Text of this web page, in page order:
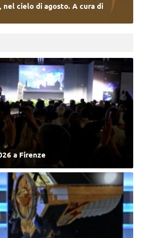
nel cielo di agosto. A cura di
a Firenze